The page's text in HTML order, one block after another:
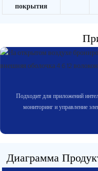
покрытия
Подходит для приложений
мониторинг и управление
Диаграмма